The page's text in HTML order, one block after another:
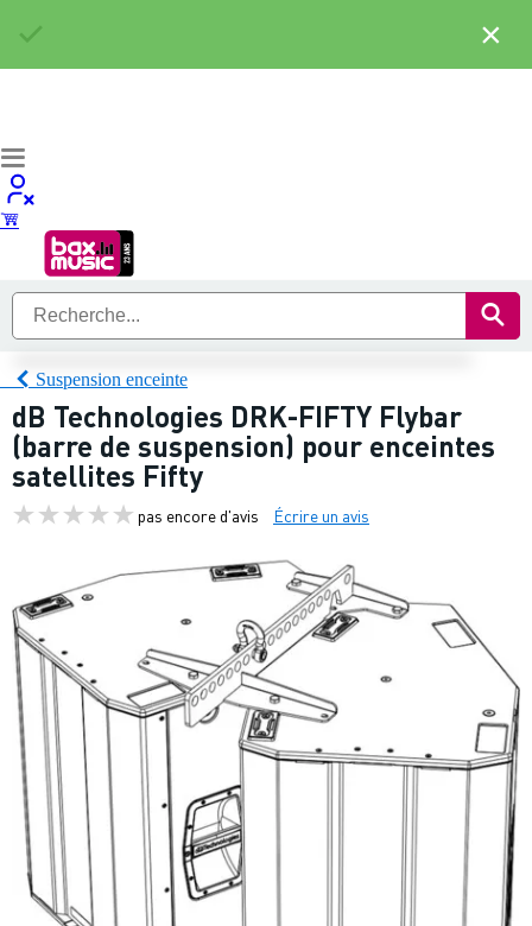
Suspension enceinte
dB Technologies DRK-FIFTY Flybar
(barre de suspension) pour enceintes
satellites Fifty
pas encore d'avis Écrire un avis
×